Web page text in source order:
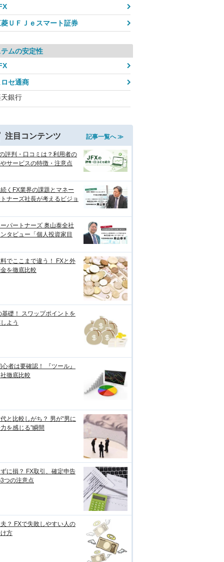
菱ＵＦＪｅスマート証券
ムの安定性
ロセ通商
銀行
注目コンテンツ 記事一覧へ ≫
評判・口コミは？利用者の
サービスの特徴・注意点
くFX業界の課題とマネー
ナーズ社長が考えるビジョ
パートナーズ 奥山泰全社
タビュー「個人投資家目
でここまで違う！ FXと外
を徹底比較
基礎！ スワップポイントを
よう
心者は要確認！ 『ツール』
徹底比較
と比較しがち？ 男が“男に
を感じる”瞬間
に損？ FX取引、確定申告
つの注意点
？ FXで失敗しやすい人の
方